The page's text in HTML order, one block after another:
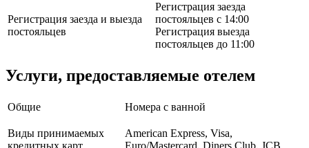
Регистрация заезда и выезда
постояльцев
Регистрация заезда
постояльцев с 14:00
Регистрация выезда
постояльцев до 11:00
Услуги, предоставляемые отелем
Общие Номера с ванной
Виды принимаемых
American Express, Visa,